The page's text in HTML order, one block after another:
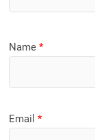
Name*
Email*